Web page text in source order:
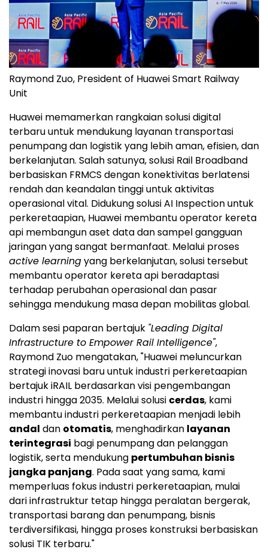
Raymond Zuo, President of Huawei Smart Railway
Unit
Huawei memamerkan rangkaian solusi digital
terbaru untuk mendukung layanan transportasi
penumpang dan logistik yang lebih aman, efisien, dan
berkelanjutan. Salah satunya, solusi Rail Broadband
berbasiskan FRMCS dengan konektivitas berlatensi
rendah dan keandalan tinggi untuk aktivitas
operasional vital. Didukung solusi AI Inspection untuk
perkeretaapian, Huawei membantu operator kereta
api membangun aset data dan sampel gangguan
jaringan yang sangat bermanfaat. Melalui proses
active learningyang berkelanjutan, solusi tersebut
membantu operator kereta api beradaptasi
terhadap perubahan operasional dan pasar
sehingga mendukung masa depan mobilitas global.
Dalam sesi paparan bertajuk "Leading Digital
Infrastructure to Empower Rail Intelligence",
Raymond Zuo mengatakan, "Huawei meluncurkan
strategi inovasi baru untuk industri perkeretaapian
bertajuk iRAIL berdasarkan visi pengembangan
industri hingga 2035. Melalui solusi cerdas, kami
membantu industri perkeretaapian menjadi lebih
andal dan otomatis, menghadirkan layanan
terintegrasi bagi penumpang dan pelanggan
logistik, serta mendukung pertumbuhan bisnis
jangka panjang. Pada saat yang sama, kami
memperluas fokus industri perkeretaapian, mulai
dari infrastruktur tetap hingga peralatan bergerak,
transportasi barang dan penumpang, bisnis
terdiversifikasi, hingga proses konstruksi berbasiskan
solusi TIK terbaru."